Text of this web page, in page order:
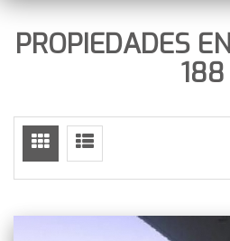
PROPIEDADES
188